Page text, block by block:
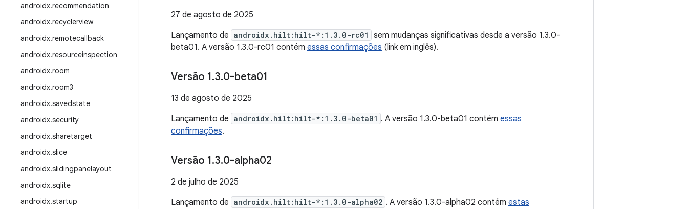
androidx.recommendation
androidx.recyclerview
androidx.remotecallback
androidx.resourceinspection
androidx.room
androidx.room3
androidx.savedstate
androidx.security
androidx.sharetarget
androidx.slice
androidx.slidingpanelayout
androidx.sqlite
androidx.startup
27 de agosto de 2025
Lançamento de androidx.hilt:hilt-*:1.3.0-rc01
sem mudanças significativas desde a versão 1.3.0-
beta01. A versão 1.3.0-rc01 contém essas confirmações (link em inglês).
Versão 1.3.0-beta01
13 de agosto de 2025
Lançamento de androidx.hilt:hilt-*:1.3.0-beta01 . A versão 1.3.0-beta01 contém essas
confirmações.
Versão 1.3.0-alpha02
2 de julho de 2025
Lançamento de androidx.hilt:hilt-*:1.3.0-alpha02 . A versão 1.3.0-alpha02 contém estas